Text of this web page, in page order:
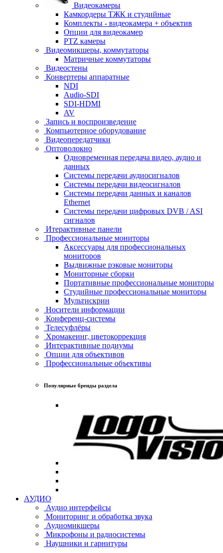
Видеокамеры
Камкордеры ТЖК и студийные
Комплекты - видеокамера + объектив
Опции для видеокамер
PTZ камеры
Видеомикшеры, коммутаторы
Матричные коммутаторы
Видеостены
Конвертеры аппаратные
NDI
Audio-SDI
SDI-HDMI
AV
Запись и воспроизведение
Компьютерное оборудование
Видеопередатчики
Оптоволокно
Одновременная передача видео, аудио и
данных
Системы передачи аудиосигналов
Системы передачи видеосигналов
Системы передачи данных и каналов
Ethernet
Системы передачи цифровых DVB / ASI
сигналов
Итерактивные панели
Профессиональные мониторы
Аксессуары для профессиональных
мониторов
Выдвижные рэковые мониторы
Мониторные сборки
Портативные профессиональные мониторы
Студийные профессиональные мониторы
Мультискрин
Носители информации
Конференц-системы
Телесуфлёры
Хромакеинг, цветокоррекция
Интерактивные подиумы
Опции для объективов
Профессиональные объективы
Популярные бренды раздела
АУДИО
Аудио интерфейсы
Мониторинг и обработка звука
Аудиомикшеры
Микрофоны и радиосистемы
Наушники и гарнитуры